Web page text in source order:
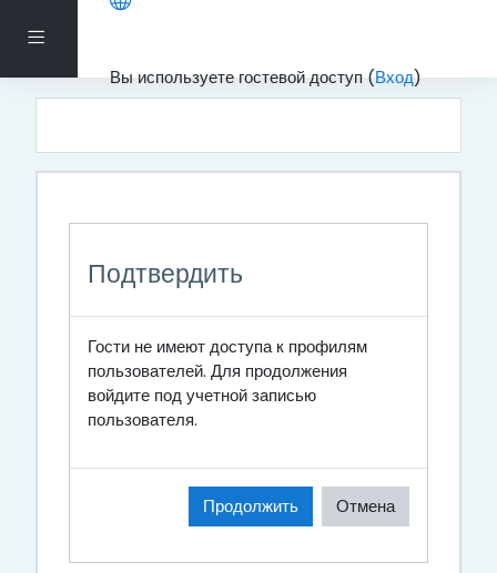
Боковая панель
Вы используете гостевой доступ (Вход)
Перейти к основному содержанию
Подтвердить
Гости не имеют доступа к профилям
пользователей. Для продолжения
войдите под учетной записью
пользователя.
Продолжить Отмена